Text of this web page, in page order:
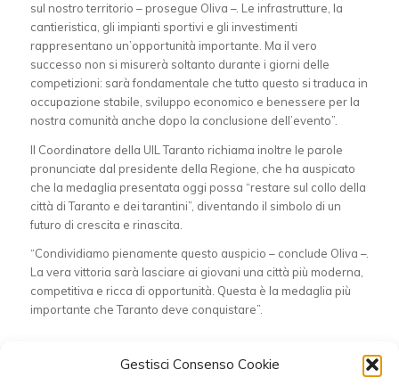
Gestisci Consenso Cookie
sul nostro territorio – prosegue Oliva –. Le infrastrutture, la
cantieristica, gli impianti sportivi e gli investimenti
rappresentano un’opportunità importante. Ma il vero
successo non si misurerà soltanto durante i giorni delle
competizioni: sarà fondamentale che tutto questo si traduca in
occupazione stabile, sviluppo economico e benessere per la
nostra comunità anche dopo la conclusione dell’evento”.
Il Coordinatore della UIL Taranto richiama inoltre le parole
pronunciate dal presidente della Regione, che ha auspicato
che la medaglia presentata oggi possa “restare sul collo della
città di Taranto e dei tarantini”, diventando il simbolo di un
futuro di crescita e rinascita.
“Condividiamo pienamente questo auspicio – conclude Oliva –.
La vera vittoria sarà lasciare ai giovani una città più moderna,
competitiva e ricca di opportunità. Questa è la medaglia più
importante che Taranto deve conquistare”.
Condividi questo articolo